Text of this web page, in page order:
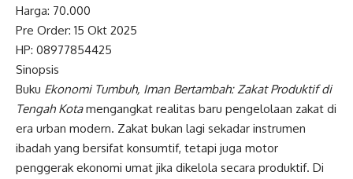
Harga: 70.000
Pre Order: 15 Okt 2025
HP: 08977854425
Sinopsis
Buku Ekonomi Tumbuh, Iman Bertambah: Zakat Produktif di
Tengah Kotamengangkat realitas baru pengelolaan zakat di
era urban modern. Zakat bukan lagi sekadar instrumen
ibadah yang bersifat konsumtif, tetapi juga motor
penggerak ekonomi umat jika dikelola secara produktif. Di